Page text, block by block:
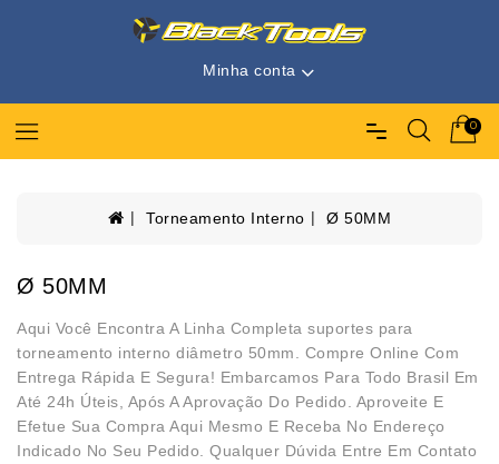
Minha conta
0
Torneamento Interno Ø 50MM
Ø 50MM
Aqui Você Encontra A Linha Completa suportes para
torneamento interno diâmetro 50mm. Compre Online Com
Entrega Rápida E Segura! Embarcamos Para Todo Brasil Em
Até 24h Úteis, Após A Aprovação Do Pedido. Aproveite E
Efetue Sua Compra Aqui Mesmo E Receba No Endereço
Indicado No Seu Pedido. Qualquer Dúvida Entre Em Contato